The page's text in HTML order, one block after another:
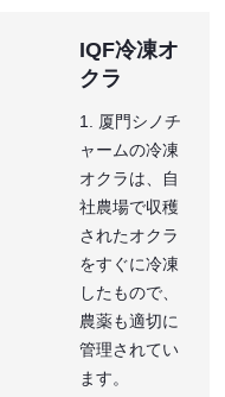
IQF冷凍オ
クラ
1. 厦門シノチ
ャームの冷凍
オクラは、自
社農場で収穫
されたオクラ
をすぐに冷凍
したもので、
農薬も適切に
管理されてい
ます。